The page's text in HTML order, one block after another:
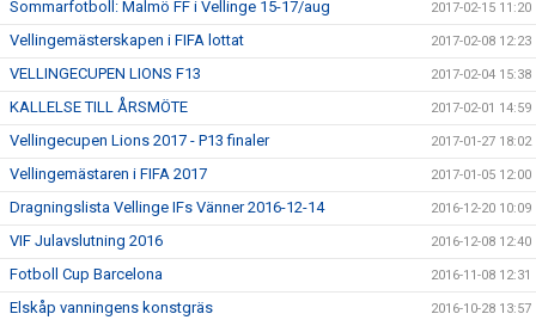
Sommarfotboll: Malmö FF i Vellinge 15-17/aug 2017-02-15 11:20
Vellingemästerskapen i FIFA lottat 2017-02-08 12:23
VELLINGECUPEN LIONS F13 2017-02-04 15:38
KALLELSE TILL ÅRSMÖTE 2017-02-01 14:59
Vellingecupen Lions 2017 - P13 finaler 2017-01-27 18:02
Vellingemästaren i FIFA 2017 2017-01-05 12:00
Dragningslista Vellinge IFs Vänner 2016-12-14 2016-12-20 10:09
VIF Julavslutning 2016 2016-12-08 12:40
Fotboll Cup Barcelona 2016-11-08 12:31
Elskåp vanningens konstgräs 2016-10-28 13:57